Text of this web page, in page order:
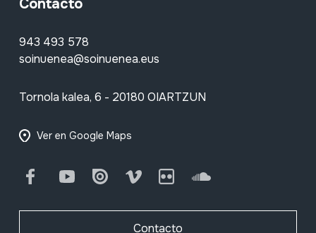
Contacto
943 493 578
soinuenea@soinuenea.eus
Tornola kalea, 6 - 20180 OIARTZUN
Ver en Google Maps
FacebookYoutube Issuu Vimeo Flickr SoundCloud
Contacto